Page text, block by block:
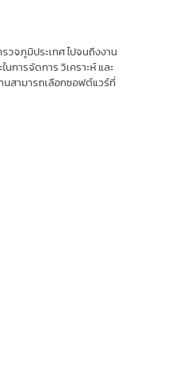
วจภูมิประเทศ ไปจนถึงงาน
ารจัดการ วิเคราะห์ และ
นสามารถเลือกซอฟต์แวร์ที่